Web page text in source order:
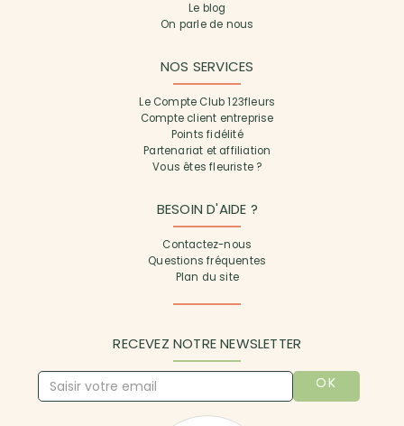
Le blog
On parle de nous
NOS SERVICES
Le Compte Club 123fleurs
Compte client entreprise
Points fidélité
Partenariat et affiliation
Vous êtes fleuriste ?
BESOIN D'AIDE ?
Contactez-nous
Questions fréquentes
Plan du site
RECEVEZ NOTRE NEWSLETTER
OK